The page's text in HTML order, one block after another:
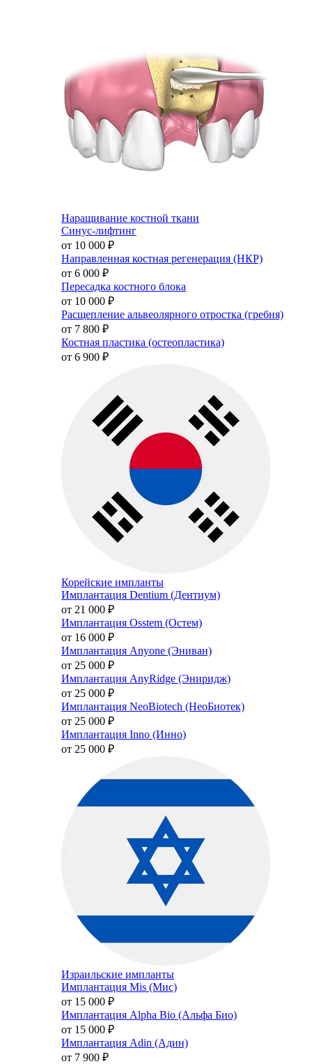
Наращивание костной ткани
Синус-лифтинг
от 10 000 ₽
Направленная костная регенерация (НКР)
от 6 000 ₽
Пересадка костного блока
от 10 000 ₽
Расщепление альвеолярного отростка (гребня)
от 7 800 ₽
Костная пластика (остеопластика)
от 6 900 ₽
Корейские импланты
Имплантация Dentium (Дентиум)
от 21 000 ₽
Имплантация Osstem (Остем)
от 16 000 ₽
Имплантация Anyone (Эниван)
от 25 000 ₽
Имплантация AnyRidge (Эниридж)
от 25 000 ₽
Имплантация NeoBiotech (НеоБиотек)
от 25 000 ₽
Имплантация Inno (Инно)
от 25 000 ₽
Израильские импланты
Имплантация Mis (Мис)
от 15 000 ₽
Имплантация Alpha Bio (Альфа Био)
от 15 000 ₽
Имплантация Adin (Адин)
от 7 900 ₽